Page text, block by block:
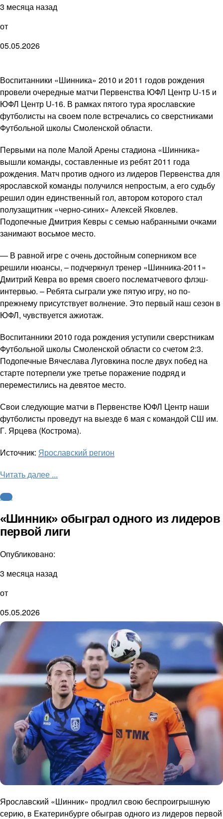
3 месяца назад
от
05.05.2026
Воспитанники «Шинника» 2010 и 2011 годов рождения
провели очередные матчи Первенства ЮФЛ Центр U-15 и
ЮФЛ Центр U-16. В рамках пятого тура ярославские
футболисты на своем поле встречались со сверстниками
Футбольной школы Смоленской области.
Первыми на поле Малой Арены стадиона «Шинника»
вышли команды, составленные из ребят 2011 года
рождения. Матч против одного из лидеров Первенства для
ярославской команды получился непростым, а его судьбу
решил один единственный гол, автором которого стал
полузащитник «черно-синих» Алексей Яковлев.
Подопечные Дмитрия Кевры с семью набранными очками
занимают восьмое место.
— В равной игре с очень достойным соперником все
решили нюансы, – подчеркнул тренер «Шинника-2011»
Дмитрий Кевра во время своего послематчевого флэш-
интервью. – Ребята сыграли уже пятую игру, но по-
прежнему присутствует волнение. Это первый наш сезон в
ЮФЛ, чувствуется ажиотаж.
Воспитанники 2010 года рождения уступили сверстникам
Футбольной школы Смоленской области со счетом 2:3.
Подопечные Вячеслава Луговкина после двух побед на
старте потерпели уже третье поражение подряд и
переместились на девятое место.
Свои следующие матчи в Первенстве ЮФЛ Центр наши
футболисты проведут на выезде 6 мая с командой СШ им.
Г. Ярцева (Кострома).
Источник: Ярославский регион
Читать далее ...
ФНЛ
«Шинник» обыграл одного из лидеров
первой лиги
Опубликовано:
3 месяца назад
от
05.05.2026
Ярославский «Шинник» продлил свою беспроигрышную
серию, в Екатеринбурге обыграв одного из лидеров первой